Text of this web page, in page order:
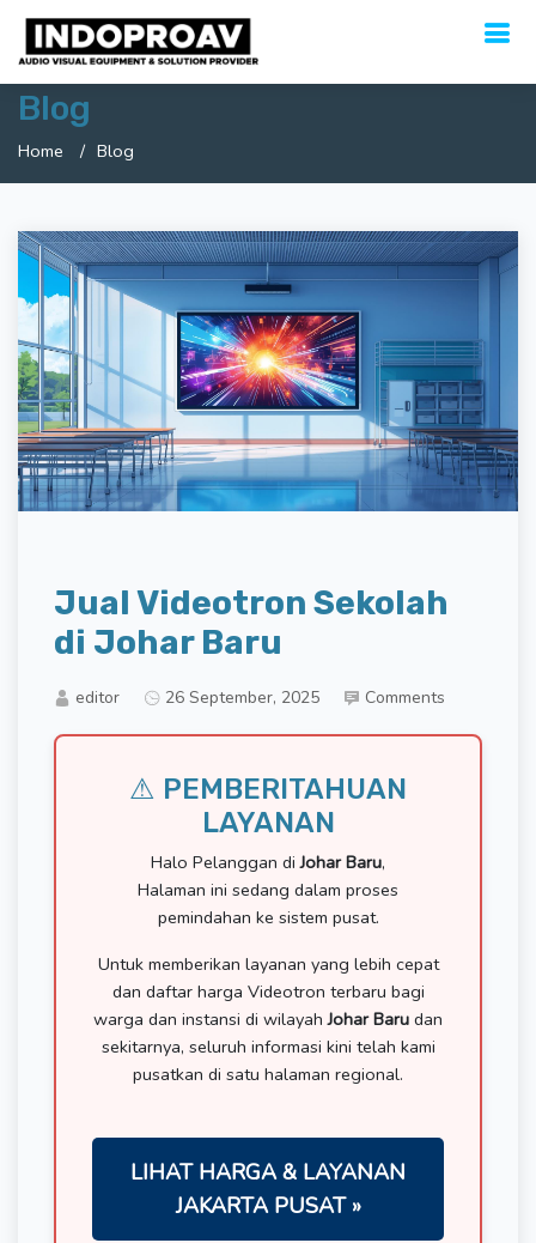
Blog
Home Blog
Jual Videotron Sekolah
di Johar Baru
editor 26 September, 2025 Comments
⚠ PEMBERITAHUAN
LAYANAN
Halo Pelanggan diJohar Baru,
Halaman ini sedang dalam proses
pemindahan ke sistem pusat.
Untuk memberikan layanan yang lebih cepat
dan daftar harga Videotron terbaru bagi
warga dan instansi di wilayahJohar Baru dan
sekitarnya, seluruh informasi kini telah kami
pusatkan di satu halaman regional.
LIHAT HARGA & LAYANAN
JAKARTA PUSAT »